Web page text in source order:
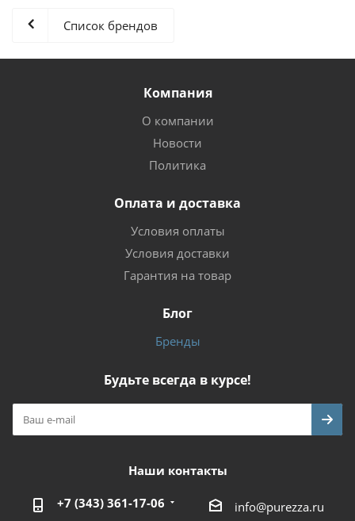
Список брендов
Компания
О компании
Новости
Политика
Оплата и доставка
Условия оплаты
Условия доставки
Гарантия на товар
Блог
Бренды
Будьте всегда в курсе!
Наши контакты
+7 (343) 361-17-06 info@purezza.ru